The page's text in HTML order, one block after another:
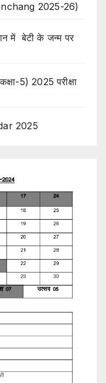
2025-26)
में बेटी के जन्म पर
5) 2025 परीक्षा
2025